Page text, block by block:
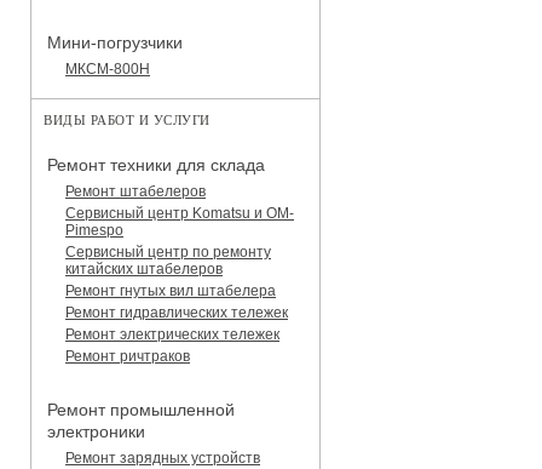
Мини-погрузчики
МКСМ-800H
ВИДЫ РАБОТ И УСЛУГИ
Ремонт техники для склада
Ремонт штабелеров
Сервисный центр Komatsu и OM-
Pimespo
Сервисный центр по ремонту
китайских штабелеров
Ремонт гнутых вил штабелера
Ремонт гидравлических тележек
Ремонт электрических тележек
Ремонт ричтраков
Ремонт промышленной
электроники
Ремонт зарядных устройств